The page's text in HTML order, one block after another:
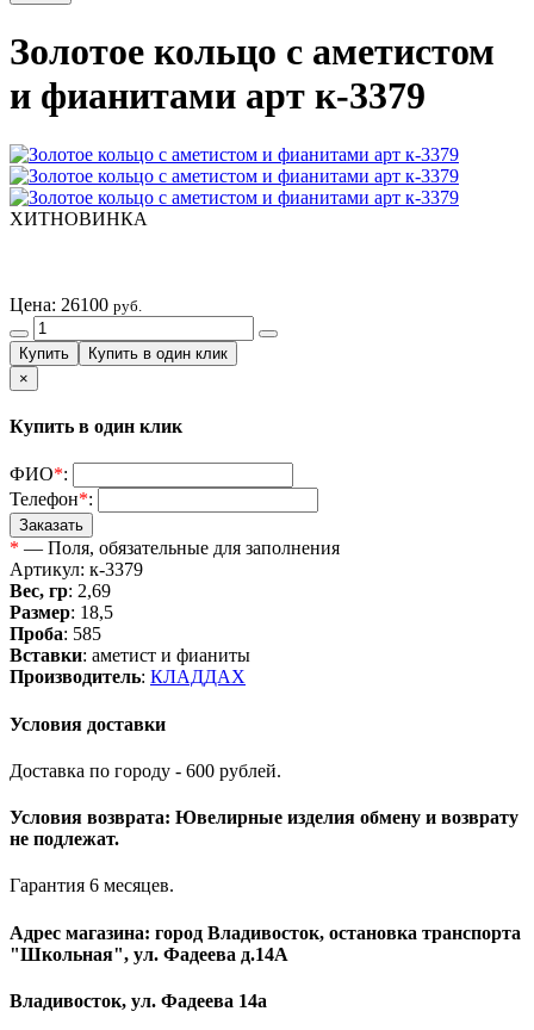
Золотое кольцо с аметистом
и фианитами арт к-3379
ХИТНОВИНКА
Цена: 26100 руб.
×
Купить в один клик
ФИО*:
Телефон*:
* — Поля, обязательные для заполнения
Артикул: к-3379
Вес, гр: 2,69
Размер: 18,5
Проба: 585
Вставки: аметист и фианиты
Производитель: КЛАДДАХ
Условия доставки
Доставка по городу - 600 рублей.
Условия возврата: Ювелирные изделия обмену и возврату
не подлежат.
Гарантия 6 месяцев.
Адрес магазина: город Владивосток, остановка транспорта
"Школьная", ул. Фадеева д.14А
Владивосток, ул. Фадеева 14а